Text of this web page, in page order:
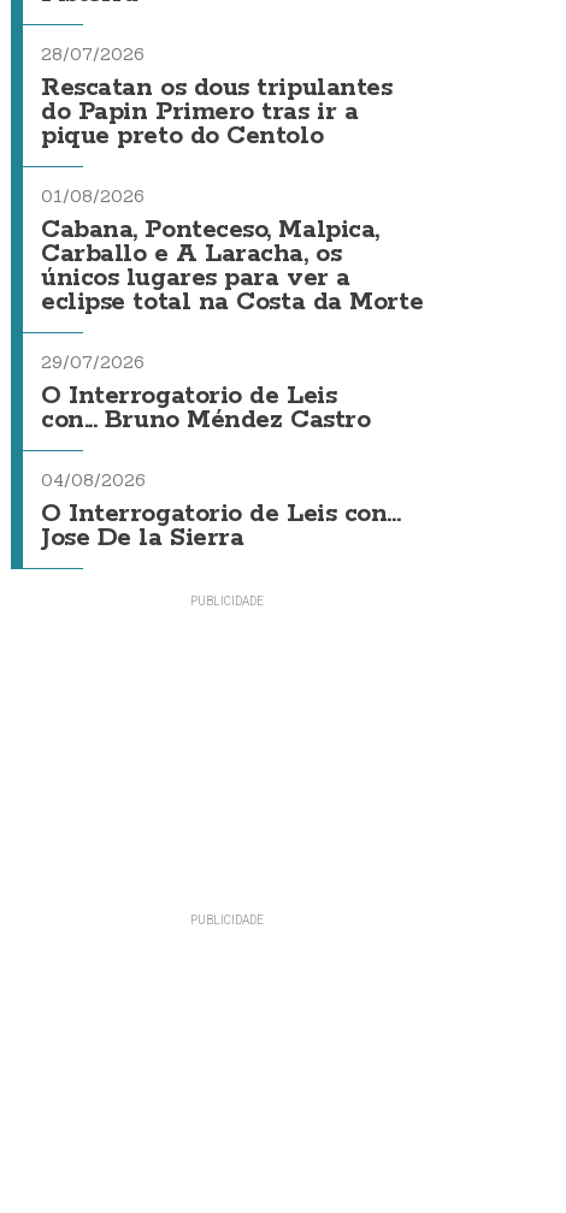
28/07/2026
Rescatan os dous tripulantes
do Papin Primero tras ir a
pique preto do Centolo
01/08/2026
Cabana, Ponteceso, Malpica,
Carballo e A Laracha, os
únicos lugares para ver a
eclipse total na Costa da Morte
29/07/2026
O Interrogatorio de Leis
con... Bruno Méndez Castro
04/08/2026
O Interrogatorio de Leis con...
Jose De la Sierra